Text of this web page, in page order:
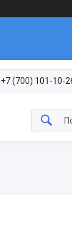
+7 (700) 101-10-